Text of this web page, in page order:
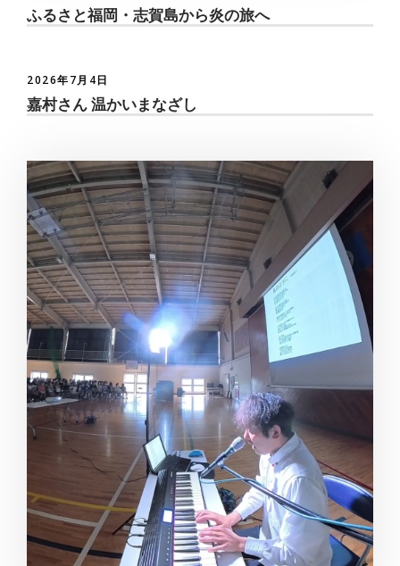
ふるさと福岡・志賀島から炎の旅へ
2026年7月4日
嘉村さん 温かいまなざし